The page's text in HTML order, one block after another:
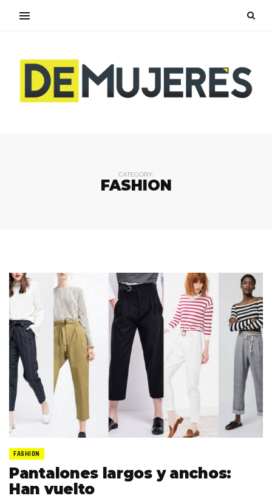
CATEGORY:
FASHION
FASHION
Pantalones largos y anchos:
Han vuelto